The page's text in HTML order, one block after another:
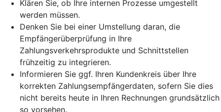
Klären Sie, ob Ihre internen Prozesse umgestellt
werden müssen.
Denken Sie bei einer Umstellung daran, die
Empfängerüberprüfung in Ihre
Zahlungsverkehrsprodukte und Schnittstellen
frühzeitig zu integrieren.
Informieren Sie ggf. Ihren Kundenkreis über Ihre
korrekten Zahlungsempfängerdaten, sofern Sie dies
nicht bereits heute in Ihren Rechnungen grundsätzlich
so vorsehen.